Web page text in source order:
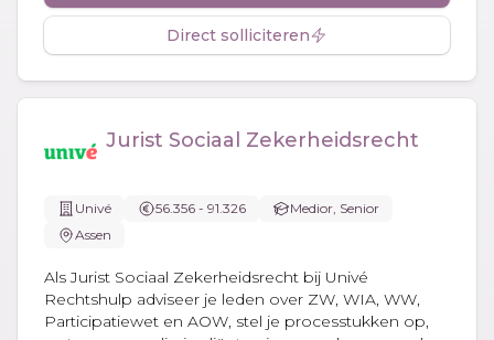
Direct solliciteren
Jurist Sociaal Zekerheidsrecht
Univé 56.356 - 91.326
Medior, Senior
Assen
Als Jurist Sociaal Zekerheidsrecht bij Univé
Rechtshulp adviseer je leden over ZW, WIA, WW,
Participatiewet en AOW, stel je processtukken op,